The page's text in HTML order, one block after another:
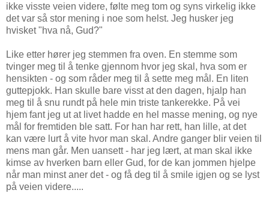
ikke visste veien videre, følte meg tom og syns virkelig ikke
det var så stor mening i noe som helst. Jeg husker jeg
hvisket "hva nå, Gud?"
Like etter hører jeg stemmen fra oven. En stemme som
tvinger meg til å tenke gjennom hvor jeg skal, hva som er
hensikten - og som råder meg til å sette meg mål. En liten
guttepjokk. Han skulle bare visst at den dagen, hjalp han
meg til å snu rundt på hele min triste tankerekke. På vei
hjem fant jeg ut at livet hadde en hel masse mening, og nye
mål for fremtiden ble satt. For han har rett, han lille, at det
kan være lurt å vite hvor man skal. Andre ganger blir veien til
mens man går. Men uansett - har jeg lært, at man skal ikke
kimse av hverken barn eller Gud, for de kan jommen hjelpe
når man minst aner det - og få deg til å smile igjen og se lyst
på veien videre.....